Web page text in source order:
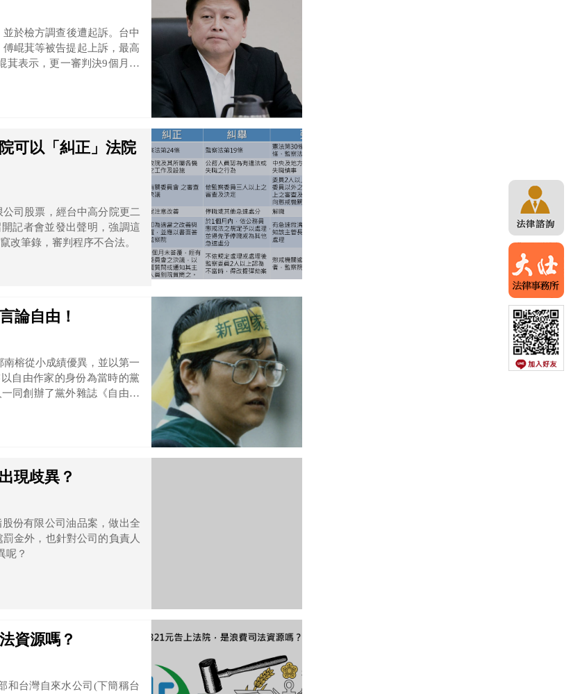
於檢方調查後遭起訴。台中
崐萁等被告提起上訴，最高
萁表示，更一審判決9個月，
可以「糾正」法院
司股票，經台中高分院更二
記者會並發出聲明，強調這
改筆錄，審判程序不合法。
論自由！
榕從小成績優異，並以第一
同創辦了黨外雜誌《自由時
書管制辦法》查禁，但雜誌
現歧異？
份有限公司油品案，做出全
金外，也針對公司的負責人
呢？
資源嗎？
和台灣自來水公司(下簡稱台